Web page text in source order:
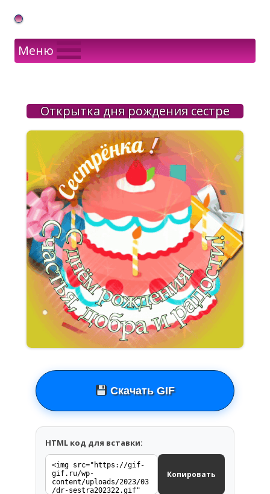
Gif Открытки в подарок
Меню
Открытка дня рождения сестре
Скачать GIF
HTML код для вставки:
Копировать